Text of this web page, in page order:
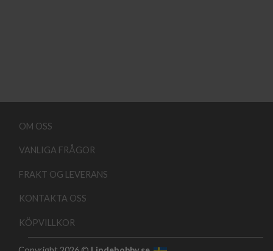
OM OSS
VANLIGA FRÅGOR
FRAKT OG LEVERANS
KONTAKTA OSS
KÖPVILLKOR